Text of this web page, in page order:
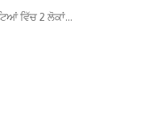
ਵਿੱਚ 2 ਲੋਕਾਂ…